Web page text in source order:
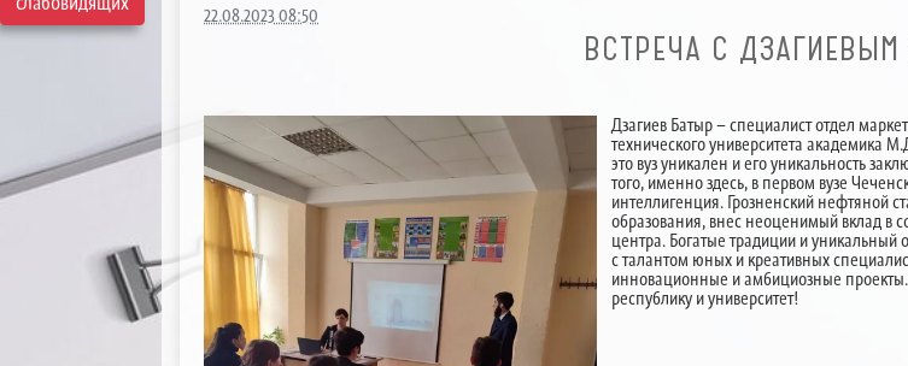
22.08.2023 08:50
ВСТРЕЧА С
Дзагиев Батыр – специалист отдел
технического университета академика
это вуз уникален и его уникальность
того, именно здесь, в первом вузе
интеллигенция. Грозненский нефтяной
образования, внес неоценимый вклад в
центра. Богатые традиции и уникальный
с талантом юных и креативных
инновационные и амбициозные проекты.
республику и университет!